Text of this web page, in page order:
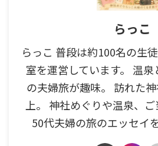
らっこ
らっこ 普段は約100名の生
室を運営しています。 温
の夫婦旅が趣味。 訪れた
上。 神社めぐりや温泉、ご
50代夫婦の旅のエッセイ